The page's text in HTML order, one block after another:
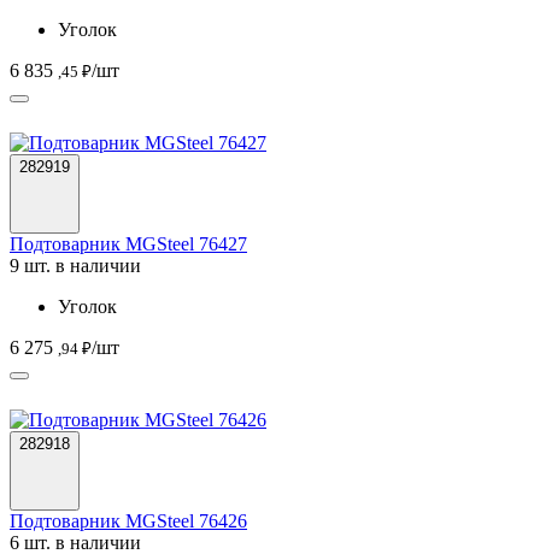
Уголок
6 835 ,45 ₽/шт
282919
Подтоварник MGSteel 76427
9 шт. в наличии
Уголок
6 275 ,94 ₽/шт
282918
Подтоварник MGSteel 76426
6 шт. в наличии